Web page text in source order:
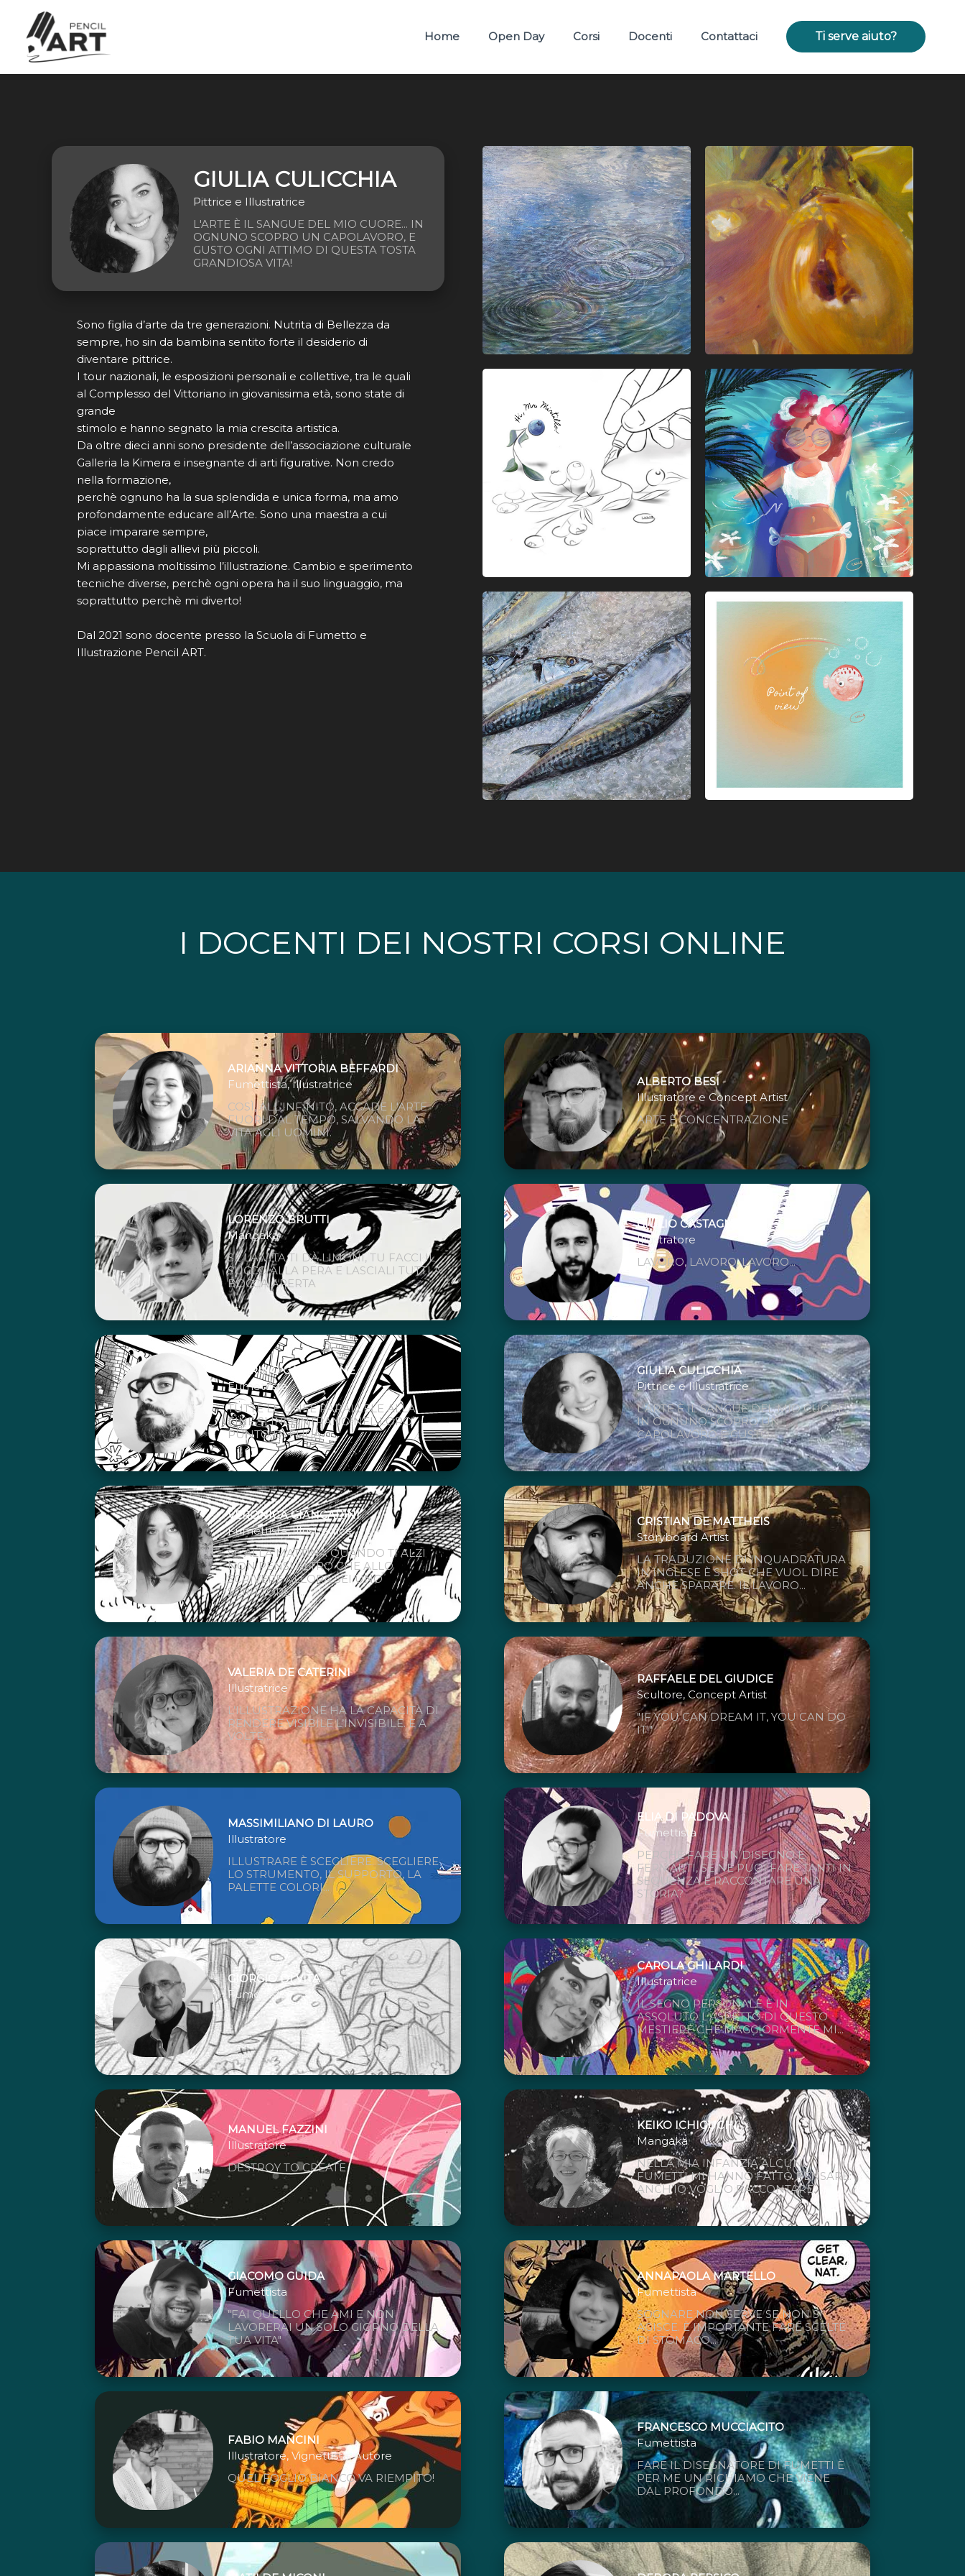
contenuto
Home Open Day Corsi Docenti Contattaci Ti serve aiuto?
GIULIA CULICCHIA
Pittrice e Illustratrice
L'ARTE È IL SANGUE DEL MIO CUORE... IN
OGNUNO SCOPRO UN CAPOLAVORO, E
GUSTO OGNI ATTIMO DI QUESTA TOSTA
GRANDIOSA VITA!
Sono figlia d’arte da tre generazioni. Nutrita di Bellezza da
sempre, ho sin da bambina sentito forte il desiderio di
diventare pittrice.
I tour nazionali, le esposizioni personali e collettive, tra le quali
al Complesso del Vittoriano in giovanissima età, sono state di
grande
stimolo e hanno segnato la mia crescita artistica.
Da oltre dieci anni sono presidente dell’associazione culturale
Galleria la Kimera e insegnante di arti figurative. Non credo
nella formazione,
perchè ognuno ha la sua splendida e unica forma, ma amo
profondamente educare all’Arte. Sono una maestra a cui
piace imparare sempre,
soprattutto dagli allievi più piccoli.
Mi appassiona moltissimo l’illustrazione. Cambio e sperimento
tecniche diverse, perchè ogni opera ha il suo linguaggio, ma
soprattutto perchè mi diverto!
Dal 2021 sono docente presso la Scuola di Fumetto e
Illustrazione Pencil ART.
I DOCENTI DEI NOSTRI CORSI ONLINE
ARIANNA VITTORIA BEFFARDI
Fumettista, Illustratrice
COSÌ, ALL'INFINITO, ACCADE L'ARTE
FUORI DAL TEMPO, SALVANDO LA
VITA AGLI UOMINI.
LORENZO BRUTTI
Mangaka
SE LA VITA TI DÀ LIMONI, TU FACCI IL
SUCCO ALLA PERA E LASCIALI TUTTI A
BOCCA APERTA
QUIRINO CALDERONE
Fumettista
TUTTE LE LINEE PARALLELE ALLA
FINE SI INCONTRANO NEL LORO
PUNTO DI FUGA
VERONICA CIANCARINI
Fumettista, Illustratrice
SE ALLA MATTINA QUANDO TI ALZI
NON PENSI ALTRO CHE ALLO
SCRIVERE ALLORA SEI UNO
SCRITTORE” ...
VALERIA DE CATERINI
Illustratrice
L’ILLUSTRAZIONE HA LA CAPACITÀ DI
RENDERE VISIBILE L’INVISIBILE. E A
VOLTE ...
MASSIMILIANO DI LAURO
Illustratore
ILLUSTRARE È SCEGLIERE. SCEGLIERE
LO STRUMENTO, IL SUPPORTO, LA
PALETTE COLORI...
GIORGIO DI VITA
Fumettista
MANUEL FAZZINI
Illustratore
DESTROY TO CREATE
GIACOMO GUIDA
Fumettista
"FAI QUELLO CHE AMI E NON
LAVORERAI UN SOLO GIORNO DELLA
TUA VITA"
FABIO MANCINI
Illustratore, Vignettista, Autore
QUEL FOGLIO BIANCO VA RIEMPITO!
ALBERTO BESI
Illustratore e Concept Artist
ARTE È CONCENTRAZIONE
GIULIO CASTAGNARO
Illustratore
LAVORO, LAVORO, LAVORO...
GIULIA CULICCHIA
Pittrice e Illustratrice
L'ARTE È IL SANGUE DEL MIO CUORE...
IN OGNUNO SCOPRO UN
CAPOLAVORO E GUSTO...
CRISTIAN DE MATTHEIS
Storyboard Artist
LA TRADUZIONE DI INQUADRATURA
IN INGLESE È SHOT CHE VUOL DIRE
ANCHE SPARARE. IL LAVORO...
RAFFAELE DEL GIUDICE
Scultore, Concept Artist
"IF YOU CAN DREAM IT, YOU CAN DO
IT!"
ELIA DI PADOVA
Fumettista
PERCHÉ FARE UN DISEGNO E
FERMARTI, SE NE PUOI FARE TANTI IN
SEQUENZA E RACCONTARE UNA
STORIA?
CAROLA GHILARDI
Illustratrice
IL SEGNO PERSONALE È IN
ASSOLUTO L'ASPETTO DI QUESTO
MESTIERE CHE MAGGIORMENTE MI...
KEIKO ICHIGUCHI
Mangaka
NELLA MIA INFANZIA ALCUNI
FUMETTI MI HANNO FATTO PENSARE:
ANCH’IO VOGLIO RACCONTARE...
ANNAPAOLA MARTELLO
Fumettista
SOGNARE NON SERVE SE NON SI
AGISCE. È IMPORTANTE FARE SCELTE
DI STOMACO...
FRANCESCO MUCCIACITO
Fumettista
FARE IL DISEGNATORE DI FUMETTI È
PER ME UN RICHIAMO CHE VIENE
DAL PROFONDO...